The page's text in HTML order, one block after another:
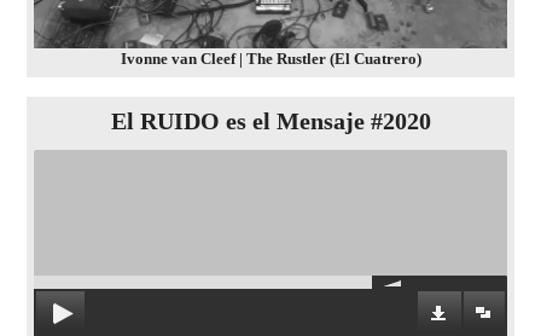
Ivonne van Cleef | The Rustler (El Cuatrero)
El RUIDO es el Mensaje #2020